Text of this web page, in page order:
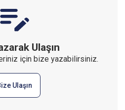
Ulaşın
için bize yazabilirsiniz.
Ulaşın